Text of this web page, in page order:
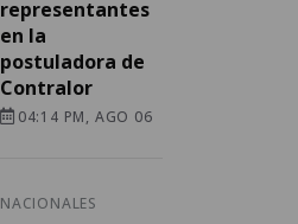
representantes
en la
postuladora de
Contralor
04:14 PM, AGO 06
NACIONALES